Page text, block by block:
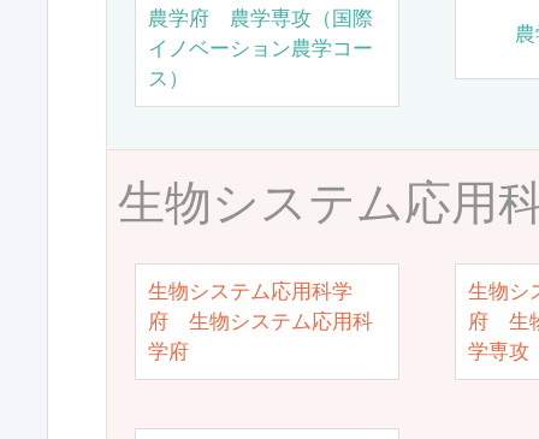
農学府 農学専攻（国際
イノベーション農学コー
ス）
生物システム応用
生物システム応用科学
府 生物システム応用科
学府
生物シ
府 生
学専攻